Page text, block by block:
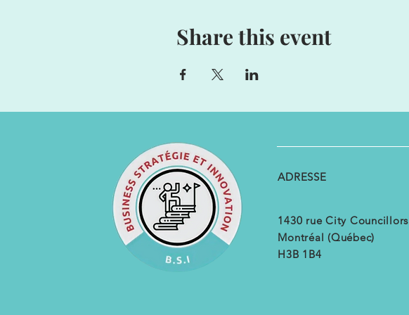
Share this event
ADRESSE
1430 rue City Councillors
Montréal (Québec)
H3B 1B4